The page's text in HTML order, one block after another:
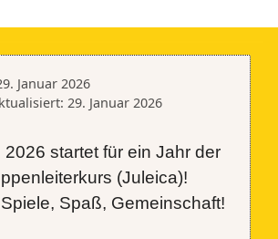
Januar 2026
29. Januar 2026
2026 startet für ein Jahr der
(Juleica)!
Spaß, Gemeinschaft!